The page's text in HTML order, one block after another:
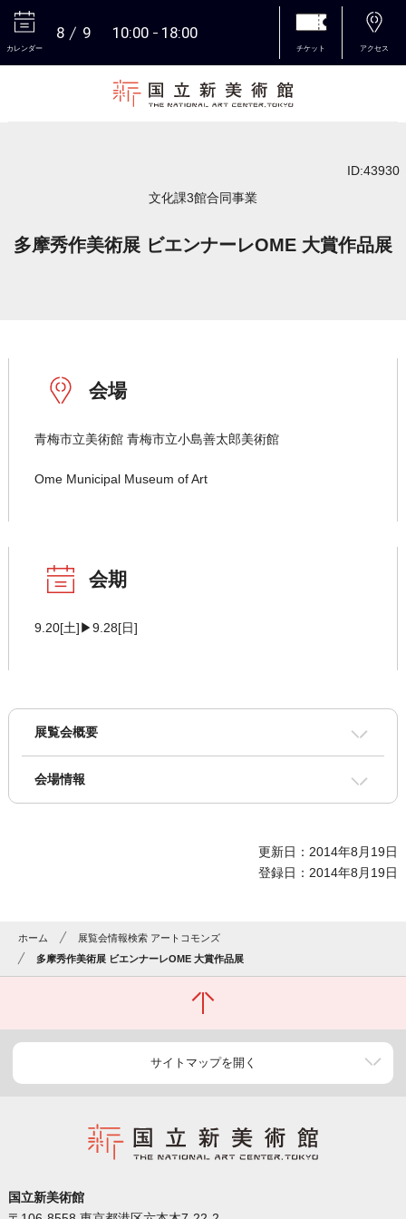
カレンダー
8 9 10:00 18:00
チケット アクセス
ID:43930
文化課3館合同事業
多摩秀作美術展 ビエンナーレOME 大賞作品展
会場
青梅市立美術館 青梅市立小島善太郎美術館
Ome Municipal Museum of Art
会期
9.20[土]▶9.28[日]
展覧会概要
会場情報
更新日：2014年8月19日
登録日：2014年8月19日
ホーム
展覧会情報検索 アートコモンズ
多摩秀作美術展 ビエンナーレOME 大賞作品展
サイトマップを開く
国立新美術館